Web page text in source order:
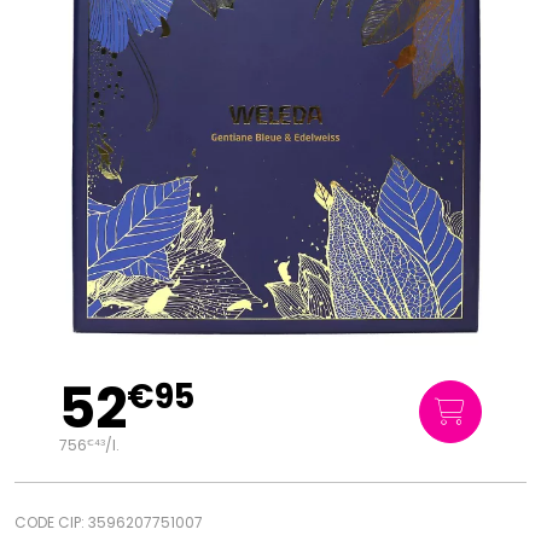
52€95
756€43/l.
CODE CIP: 3596207751007